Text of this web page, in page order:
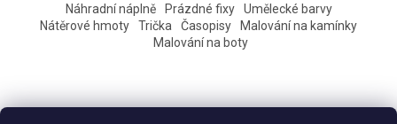
Náhradní náplně
Prázdné fixy
Umělecké barvy
Nátěrové hmoty
Trička Časopisy
Malování na kamínky
Malování na boty